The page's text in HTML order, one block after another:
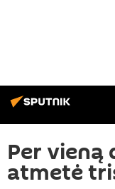
Per vieną
atmetė